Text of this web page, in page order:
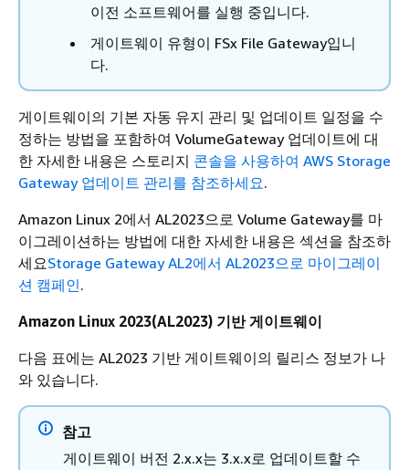
이전 소프트웨어를 실행 중입니다.
게이트웨이 유형이 FSx File Gateway입니
다.
게이트웨이의 기본 자동 유지 관리 및 업데이트 일정을 수
정하는 방법을 포함하여 VolumeGateway 업데이트에 대
한 자세한 내용은 스토리지 콘솔을 사용하여 AWS Storage
Gateway 업데이트 관리를 참조하세요.
Amazon Linux 2에서 AL2023으로 Volume Gateway를 마
이그레이션하는 방법에 대한 자세한 내용은 섹션을 참조하
세요Storage Gateway AL2에서 AL2023으로 마이그레이
션 캠페인.
Amazon Linux 2023(AL2023) 기반 게이트웨이
다음 표에는 AL2023 기반 게이트웨이의 릴리스 정보가 나
와 있습니다.
참고
게이트웨이 버전 2.x.x는 3.x.x로 업데이트할 수